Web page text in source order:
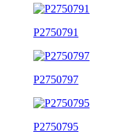
P2750791
P2750797
P2750795